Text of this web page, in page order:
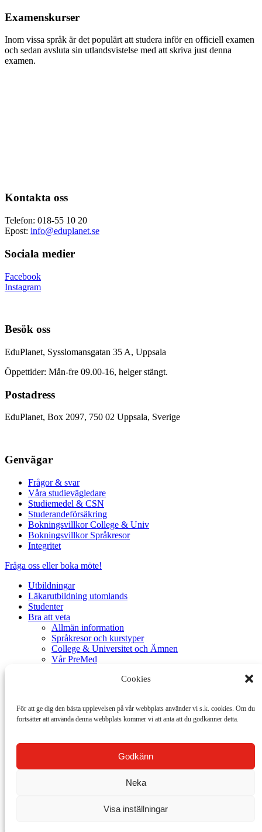
Cookies
För att ge dig den bästa upplevelsen på vår webbplats använder vi s.k. cookies. Om du
fortsätter att använda denna webbplats kommer vi att anta att du godkänner detta.
Godkänn
Neka
Visa inställningar
Examenskurser
Inom vissa språk är det populärt att studera inför en officiell examen
och sedan avsluta sin utlandsvistelse med att skriva just denna
examen.
Kontakta oss
Telefon: 018-55 10 20
Epost: info@eduplanet.se
Sociala medier
Facebook
Instagram
Besök oss
EduPlanet, Sysslomansgatan 35 A, Uppsala
Öppettider: Mån-fre 09.00-16, helger stängt.
Postadress
EduPlanet, Box 2097, 750 02 Uppsala, Sverige
Genvägar
Frågor & svar
Våra studievägledare
Studiemedel & CSN
Studerandeförsäkring
Bokningsvillkor College & Univ
Bokningsvillkor Språkresor
Integritet
Fråga oss eller boka möte!
Utbildningar
Läkarutbildning utomlands
Studenter
Bra att veta
Allmän information
Språkresor och kurstyper
College & Universitet och Ämnen
Vår PreMed
Varför välja oss
Träffa oss här
Integritet & Cookies